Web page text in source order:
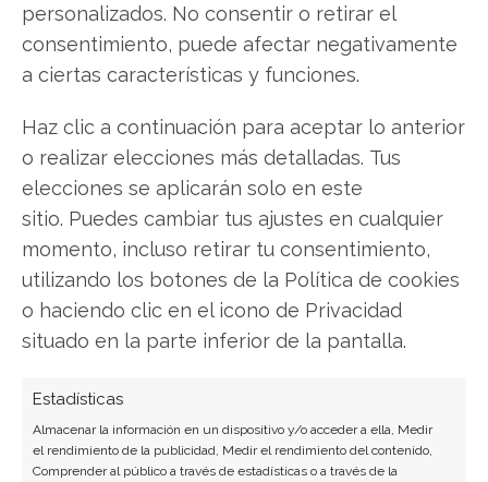
personalizados. No consentir o retirar el
consentimiento, puede afectar negativamente
a ciertas características y funciones.
Haz clic a continuación para aceptar lo anterior
o realizar elecciones más detalladas. Tus
elecciones se aplicarán solo en este
sitio. Puedes cambiar tus ajustes en cualquier
momento, incluso retirar tu consentimiento,
utilizando los botones de la Política de cookies
o haciendo clic en el icono de Privacidad
situado en la parte inferior de la pantalla.
Estadísticas
Almacenar la información en un dispositivo y/o acceder a ella, Medir
el rendimiento de la publicidad, Medir el rendimiento del contenido,
Comprender al público a través de estadísticas o a través de la
SOBRE EL AUTOR
Periodista especializada en tecnología y
transformación digital con más de 8 años de
experiencia. Experta en inteligencia artificial,
ciberseguridad y startups tecnológicas.
Ver todos los artículos →